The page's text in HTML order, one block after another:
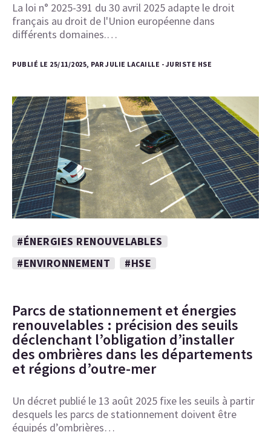
La loi n° 2025-391 du 30 avril 2025 adapte le droit
français au droit de l'Union européenne dans
différents domaines.…
PUBLIÉ LE 25/11/2025, PAR JULIE LACAILLE - JURISTE HSE
#ÉNERGIES RENOUVELABLES
#ENVIRONNEMENT
#HSE
Parcs de stationnement et énergies
renouvelables : précision des seuils
déclenchant l’obligation d’installer
des ombrières dans les départements
et régions d’outre-mer
Un décret publié le 13 août 2025 fixe les seuils à partir
desquels les parcs de stationnement doivent être
équipés d’ombrières…